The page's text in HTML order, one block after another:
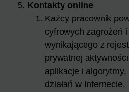
Kontakty online
Każdy pracownik
cyfrowych zagrożeń
wynikającego z
prywatnej
aplikacje i algorytmy,
działań w Internecie.